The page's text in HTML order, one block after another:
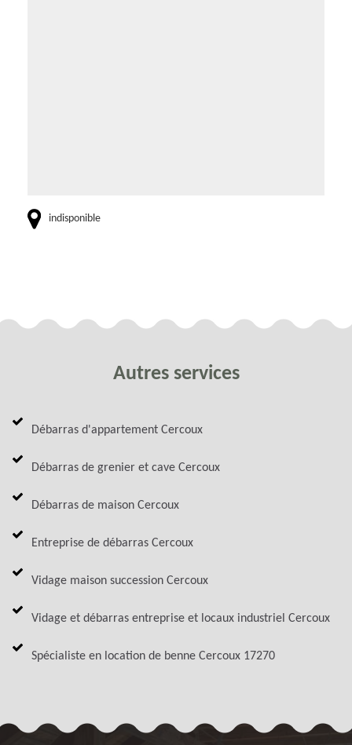
indisponible
Autres services
Débarras d'appartement Cercoux
Débarras de grenier et cave Cercoux
Débarras de maison Cercoux
Entreprise de débarras Cercoux
Vidage maison succession Cercoux
Vidage et débarras entreprise et locaux industriel Cercoux
Spécialiste en location de benne Cercoux 17270